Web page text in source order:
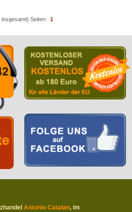
insgesamt) Seiten: 1
Antonio Catalan, im